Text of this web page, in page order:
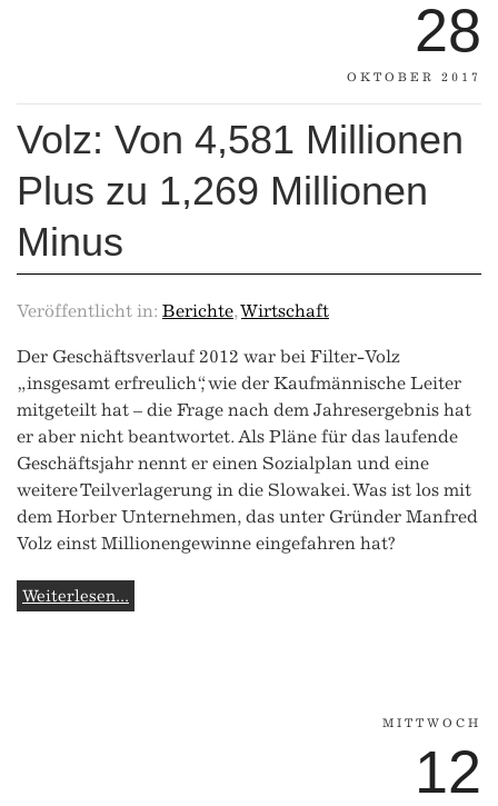
28
OKTOBER 2017
Volz: Von 4,581 Millionen
Plus zu 1,269 Millionen
Minus
Veröffentlicht in: Berichte,Wirtschaft
Der Geschäftsverlauf 2012 war bei Filter-Volz
„insgesamt erfreulich“, wie der Kaufmännische Leiter
mitgeteilt hat – die Frage nach dem Jahresergebnis hat
er aber nicht beantwortet. Als Pläne für das laufende
Geschäftsjahr nennt er einen Sozialplan und eine
weitere Teilverlagerung in die Slowakei. Was ist los mit
dem Horber Unternehmen, das unter Gründer Manfred
Volz einst Millionengewinne eingefahren hat?
Weiterlesen...
MITTWOCH
12